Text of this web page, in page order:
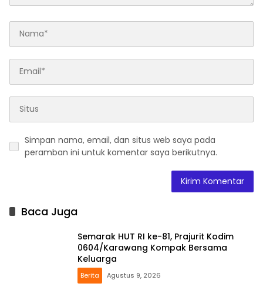
Simpan nama, email, dan situs web saya pada
peramban ini untuk komentar saya berikutnya.
Baca Juga
Semarak HUT RI ke-81, Prajurit Kodim
0604/Karawang Kompak Bersama
Keluarga
Berita Agustus 9, 2026